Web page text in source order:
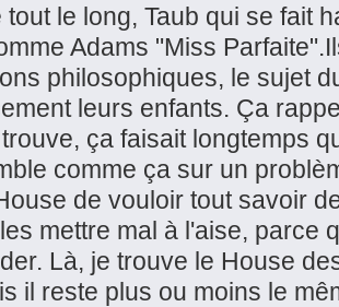
tout le long, Taub qui se fait
Adams "Miss
philosophiques, le sujet
leurs enfants. Ça
ça faisait longtemps
comme ça sur un
de vouloir tout savoir
mettre mal à l'aise, parce
Là, je trouve le House
il reste plus ou moins le